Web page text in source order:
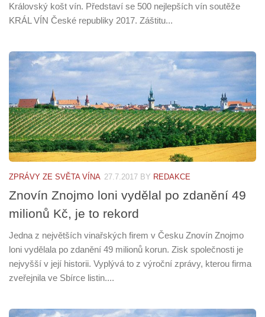
Královský košt vín. Představí se 500 nejlepších vín soutěže
KRÁL VÍN České republiky 2017. Záštitu...
ZPRÁVY ZE SVĚTA VÍNA 27.7.2017 BY REDAKCE
Znovín Znojmo loni vydělal po zdanění 49
milionů Kč, je to rekord
Jedna z největších vinařských firem v Česku Znovín Znojmo
loni vydělala po zdanění 49 milionů korun. Zisk společnosti je
nejvyšší v její historii. Vyplývá to z výroční zprávy, kterou firma
zveřejnila ve Sbírce listin....